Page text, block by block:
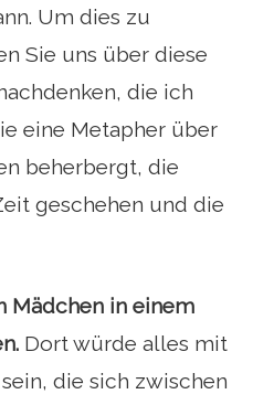
Um dies zu
Sie uns über diese
die ich
eine Metapher über
beherbergt, die
geschehen und die
Mädchen in einem
Dort würde alles mit
die sich zwischen